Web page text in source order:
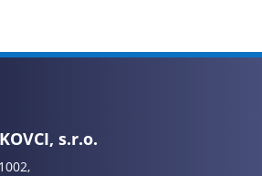
s.r.o.